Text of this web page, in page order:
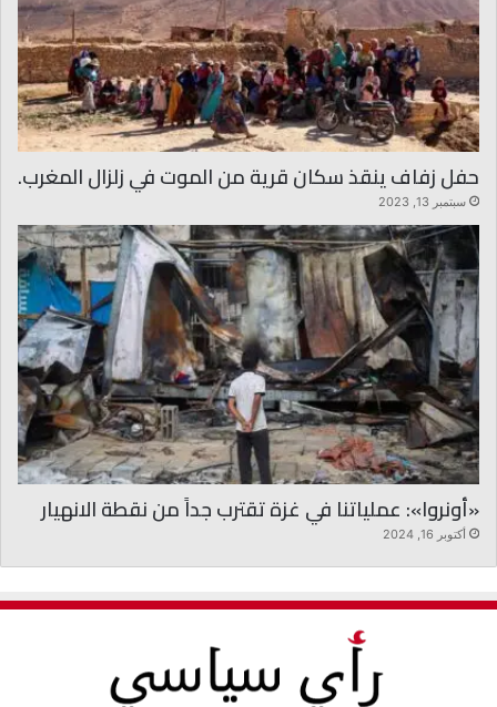
حفل زفاف ينقذ سكان قرية من الموت في زلزال المغرب.
سبتمبر 13, 2023
«أونروا»: عملياتنا في غزة تقترب جداً من نقطة الانهيار
أكتوبر 16, 2024